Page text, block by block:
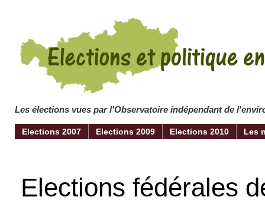
Les élections vues par l'Observatoire indépendant de
Elections 2007 Elections 2009 Elections 2010 Les
Elections fédérales